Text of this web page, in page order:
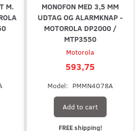
M.
MONOFON MED 3,5 MM
UDTAG OG ALARMKNAP -
MOTOROLA DP2000 /
MTP3550
Motorola
593,75
Model: PMMN4078A
Add to cart
FREE shipping!